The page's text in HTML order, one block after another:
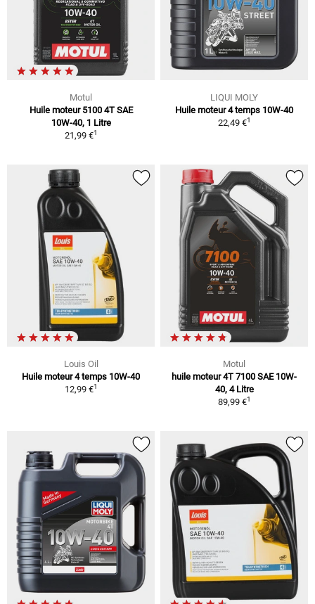
Motul
Huile moteur 5100 4T SAE
10W-40, 1 Litre
21,99 €1
LIQUI MOLY
Huile moteur 4 temps 10W-40
22,49 €1
Louis Oil
Huile moteur 4 temps 10W-40
12,99 €1
Motul
huile moteur 4T 7100 SAE 10W-
40, 4 Litre
89,99 €1